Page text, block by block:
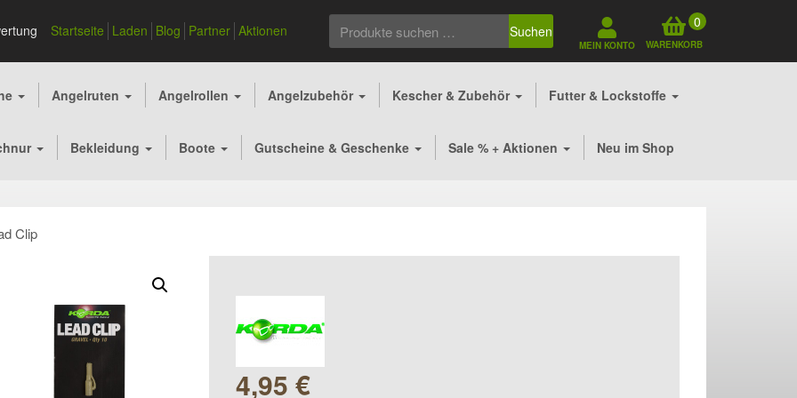
Startseite Laden Blog Partner Aktionen
nach:
Suchen
MEIN KONTO
0
WARENKORB
Angelruten Angelrollen Angelzubehör Kescher & Zubehör Futter & Lockstoffe
Bekleidung Boote Gutscheine & Geschenke Sale % + Aktionen Neu im Shop
Clip
4,95 €